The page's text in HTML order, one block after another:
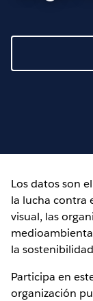
Los datos son
la lucha contra
visual, las
la
Participa en
organización